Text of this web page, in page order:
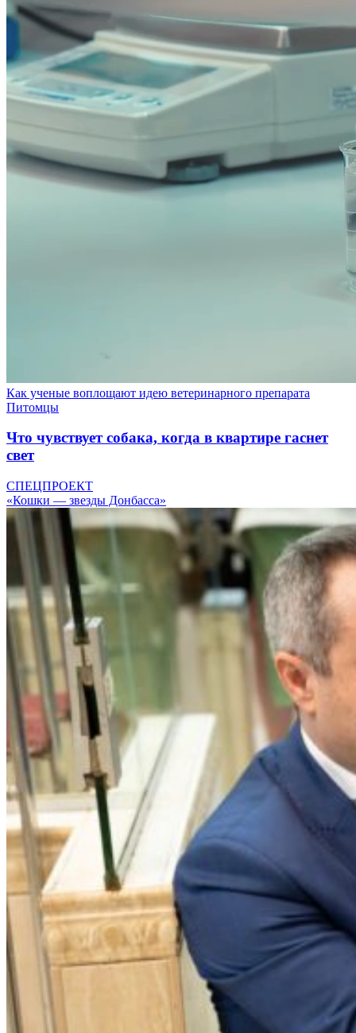
Как ученые воплощают идею ветеринарного препарата
Питомцы
Что чувствует собака, когда в квартире гаснет
свет
СПЕЦПРОЕКТ
«Кошки — звезды Донбасса»